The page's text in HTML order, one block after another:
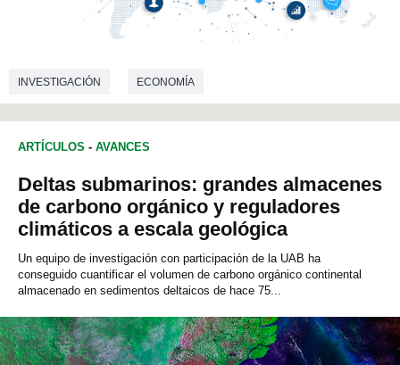
INVESTIGACIÓN ECONOMÍA
ARTÍCULOS - AVANCES
Deltas submarinos: grandes almacenes
de carbono orgánico y reguladores
climáticos a escala geológica
Un equipo de investigación con participación de la UAB ha
conseguido cuantificar el volumen de carbono orgánico continental
almacenado en sedimentos deltaicos de hace 75...